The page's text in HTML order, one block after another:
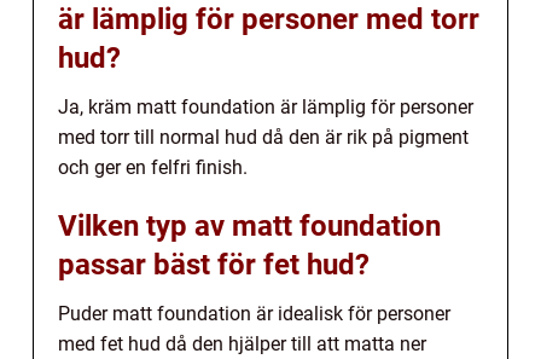
är lämplig för personer med torr
hud?
Ja, kräm matt foundation är lämplig för personer
med torr till normal hud då den är rik på pigment
och ger en felfri finish.
Vilken typ av matt foundation
passar bäst för fet hud?
Puder matt foundation är idealisk för personer
med fet hud då den hjälper till att matta ner